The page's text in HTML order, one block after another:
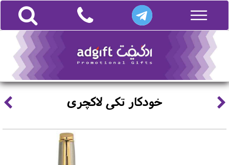
خودکار تکی لاکچری